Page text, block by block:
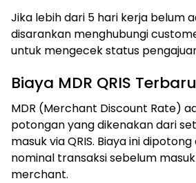
Jika lebih dari 5 hari kerja belum
disarankan menghubungi
untuk mengecek status
Biaya MDR QRIS
MDR (Merchant Discount Rate)
potongan yang dikenakan dari
masuk via QRIS. Biaya ini
nominal transaksi sebelum
merchant.